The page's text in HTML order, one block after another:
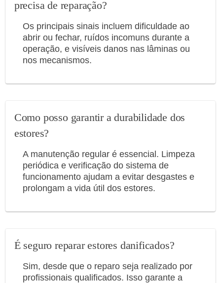
precisa de reparação?
Os principais sinais incluem dificuldade ao
abrir ou fechar, ruídos incomuns durante a
operação, e visíveis danos nas lâminas ou
nos mecanismos.
Como posso garantir a durabilidade dos
estores?
A manutenção regular é essencial. Limpeza
periódica e verificação do sistema de
funcionamento ajudam a evitar desgastes e
prolongam a vida útil dos estores.
É seguro reparar estores danificados?
Sim, desde que o reparo seja realizado por
profissionais qualificados. Isso garante a